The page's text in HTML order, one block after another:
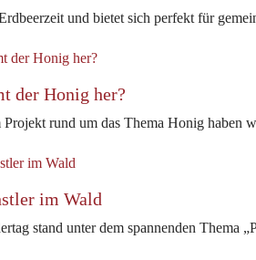
und bietet sich perfekt für
der Honig her?
Projekt rund um das Thema Honig haben
im Wald
stand unter dem spannenden Thema